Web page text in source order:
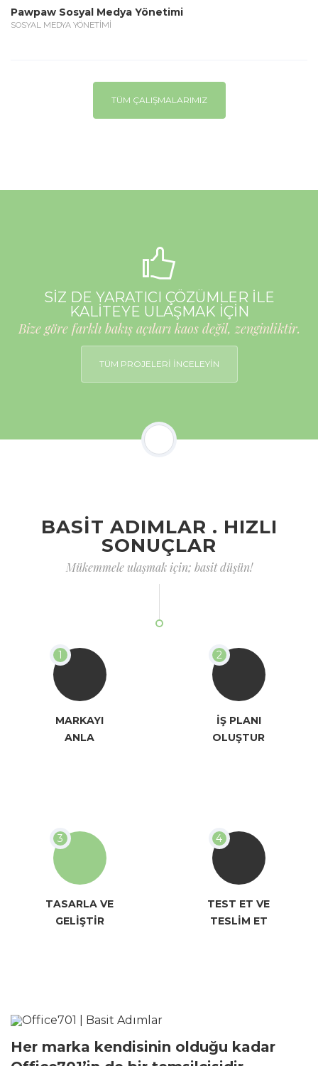
Pawpaw Sosyal Medya Yönetimi
SOSYAL MEDYA YÖNETİMİ
TÜM ÇALIŞMALARIMIZ
SİZ DE YARATICI ÇÖZÜMLER İLE
KALİTEYE ULAŞMAK İÇİN
Bize göre farklı bakış açıları kaos değil, zenginliktir.
TÜM PROJELERİ İNCELEYİN
BASİT ADIMLAR . HIZLI
SONUÇLAR
Mükemmele ulaşmak için; basit düşün!
MARKAYI
ANLA
İŞ PLANI
OLUŞTUR
TASARLA VE
GELİŞTİR
TEST ET VE
TESLİM ET
Her marka kendisinin olduğu kadar